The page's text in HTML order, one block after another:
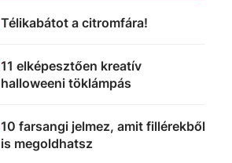
Télikabátot a citromfára!
11 elképesztően kreatív
halloweeni töklámpás
10 farsangi jelmez, amit fillérekből
is megoldhatsz